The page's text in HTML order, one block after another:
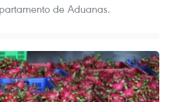
de Aduanas.